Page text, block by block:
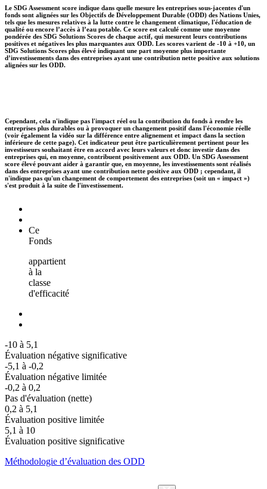
Le SDG Assessment score indique dans quelle mesure les entreprises sous-jacentes d'un
fonds sont alignées sur les Objectifs de Développement Durable (ODD) des Nations Unies,
tels que les mesures relatives à la lutte contre le changement climatique, l'éducation de
qualité ou encore l’accès à l’eau potable. Ce score est calculé comme une moyenne
pondérée des SDG Solutions Scores de chaque actif, qui mesurent leurs contributions
positives et négatives les plus marquantes aux ODD. Les scores varient de -10 à +10, un
SDG Solutions Scores plus élevé indiquant une part moyenne plus importante
d’investissements dans des entreprises ayant une contribution nette positive aux solutions
alignées sur les ODD.
Cependant, cela n'indique pas l'impact réel ou la contribution du fonds à rendre les
entreprises plus durables ou à provoquer un changement positif dans l'économie réelle
(voir également la vidéo sur la différence entre alignement et impact dans la section
inférieure de cette page). Cet indicateur peut être particulièrement pertinent pour les
investisseurs souhaitant être en accord avec leurs valeurs et donc investir dans des
entreprises qui, en moyenne, contribuent positivement aux ODD. Un SDG Assessment
score élevé pouvant aider à garantir que, en moyenne, les investissements sont réalisés
dans des entreprises ayant une contribution nette positive aux ODD ; cependant, il
n'indique pas qu'un changement de comportement des entreprises (soit un « impact »)
s'est produit à la suite de l'investissement.
Ce
Fonds
appartient
à la
classe
d'efficacité
-10 à 5,1
Évaluation négative significative
-5,1 à -0,2
Évaluation négative limitée
-0,2 à 0,2
Pas d'évaluation (nette)
0,2 à 5,1
Évaluation positive limitée
5,1 à 10
Évaluation positive significative
Méthodologie d’évaluation des ODD